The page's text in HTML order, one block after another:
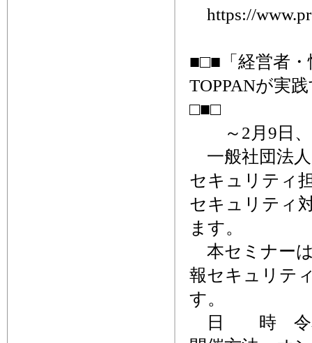
https://
■□■「経営者
TOPPANが実
□■□
～2月9日、
一般社団法人
セキュリティ
セキュリティ
ます。
本セミナーは
報セキュリテ
す。
日 時 令和8